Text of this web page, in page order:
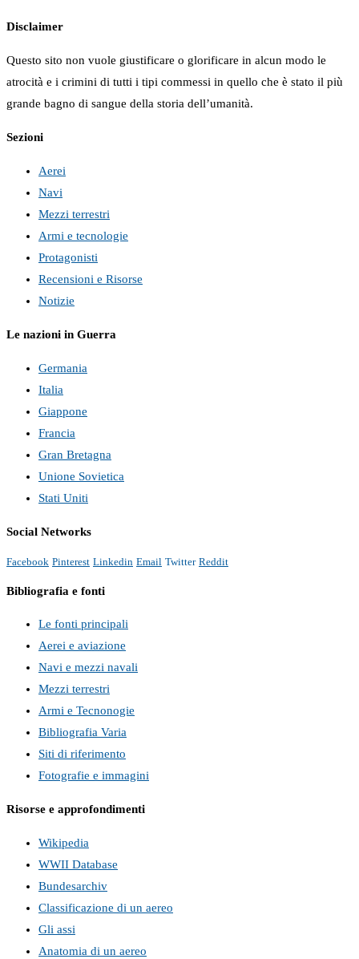
Disclaimer
Questo sito non vuole giustificare o glorificare in alcun modo le
atrocità e i crimini di tutti i tipi commessi in quello che è stato il più
grande bagno di sangue della storia dell’umanità.
Sezioni
Aerei
Navi
Mezzi terrestri
Armi e tecnologie
Protagonisti
Recensioni e Risorse
Notizie
Le nazioni in Guerra
Germania
Italia
Giappone
Francia
Gran Bretagna
Unione Sovietica
Stati Uniti
Social Networks
Facebook Pinterest Linkedin Email Twitter Reddit
Bibliografia e fonti
Le fonti principali
Aerei e aviazione
Navi e mezzi navali
Mezzi terrestri
Armi e Tecnonogie
Bibliografia Varia
Siti di riferimento
Fotografie e immagini
Risorse e approfondimenti
Wikipedia
WWII Database
Bundesarchiv
Classificazione di un aereo
Gli assi
Anatomia di un aereo